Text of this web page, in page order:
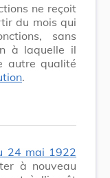
ne reçoit
du mois qui
sans
à laquelle il
autre qualité
.
24 mai 1922
à nouveau